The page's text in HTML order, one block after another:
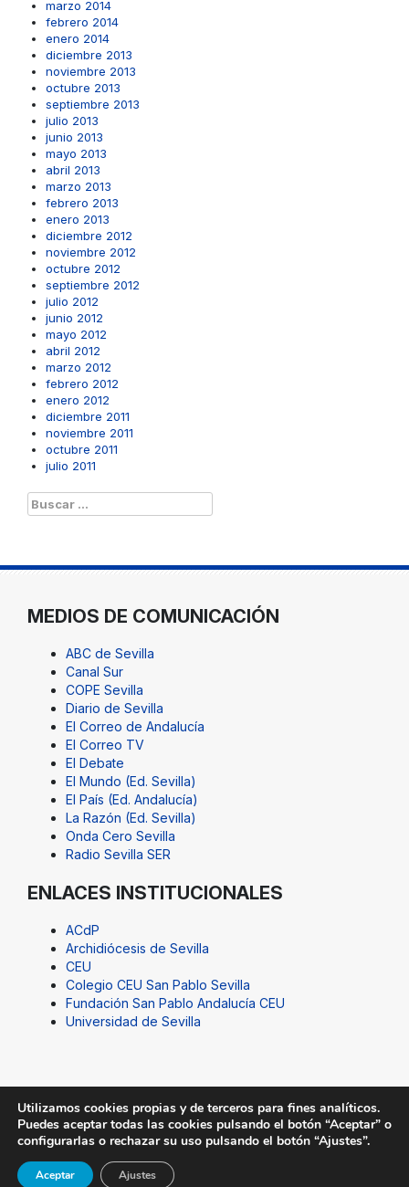
marzo 2014
febrero 2014
enero 2014
diciembre 2013
noviembre 2013
octubre 2013
septiembre 2013
julio 2013
junio 2013
mayo 2013
abril 2013
marzo 2013
febrero 2013
enero 2013
diciembre 2012
noviembre 2012
octubre 2012
septiembre 2012
julio 2012
junio 2012
mayo 2012
abril 2012
marzo 2012
febrero 2012
enero 2012
diciembre 2011
noviembre 2011
octubre 2011
julio 2011
Buscar:
MEDIOS DE COMUNICACIÓN
ABC de Sevilla
Canal Sur
COPE Sevilla
Diario de Sevilla
El Correo de Andalucía
El Correo TV
El Debate
El Mundo (Ed. Sevilla)
El País (Ed. Andalucía)
La Razón (Ed. Sevilla)
Onda Cero Sevilla
Radio Sevilla SER
ENLACES INSTITUCIONALES
ACdP
Archidiócesis de Sevilla
CEU
Colegio CEU San Pablo Sevilla
Fundación San Pablo Andalucía CEU
Universidad de Sevilla
© Fundación San Pablo Andalucía CEU. Todos los
SUGERENCIAS@CEU
Utilizamos cookies propias y de terceros para fines analíticos.
Puedes aceptar todas las cookies pulsando el botón “Aceptar” o
configurarlas o rechazar su uso pulsando el botón “Ajustes”.
Aceptar Ajustes